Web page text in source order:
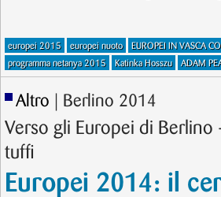
europei 2015 europei nuoto EUROPEI IN VASCA
programma netanya 2015
Katinka Hosszu ADAM
Altro | Berlino 2014
Verso gli Europei di
tuffi
Europei 2014: il